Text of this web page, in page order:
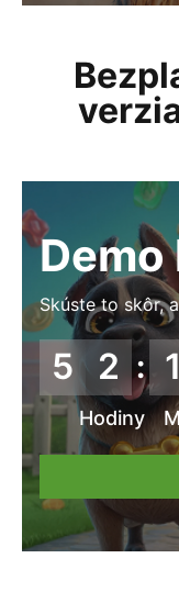
Skúste to skôr,
5 2 : 1
Hodiny